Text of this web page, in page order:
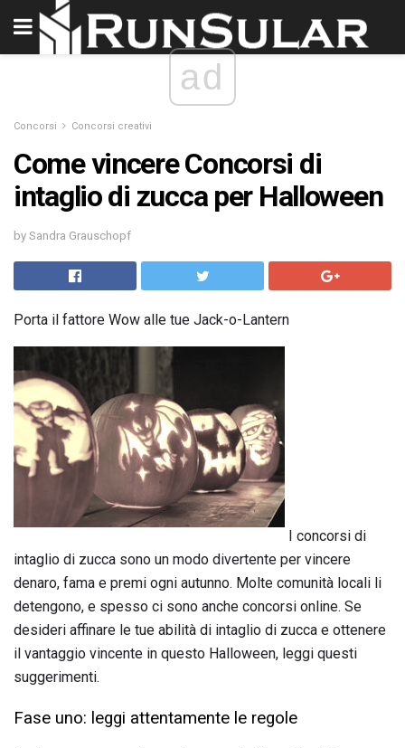
ad
Concorsi Concorsi creativi
Come vincere Concorsi di
intaglio di zucca per Halloween
by Sandra Grauschopf
Porta il fattore Wow alle tue Jack-o-Lantern
I concorsi di
intaglio di zucca sono un modo divertente per vincere
denaro, fama e premi ogni autunno. Molte comunità locali li
detengono, e spesso ci sono anche concorsi online. Se
desideri affinare le tue abilità di intaglio di zucca e ottenere
il vantaggio vincente in questo Halloween, leggi questi
suggerimenti.
Fase uno: leggi attentamente le regole